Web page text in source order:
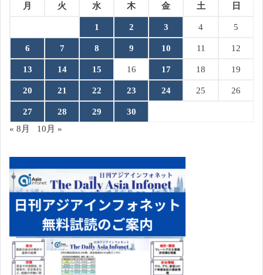
月 火 水 木 金 土 日
1 2 3 4 5
6 7 8 9 10 11 12
13 14 15 16 17 18 19
20 21 22 23 24 25 26
27 28 29
30
« 8月
10月 »